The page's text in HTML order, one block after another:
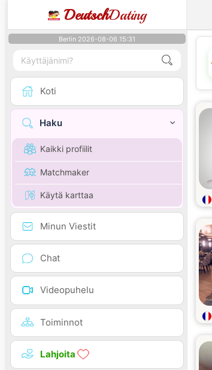
DeutschDating
Berlin 2026-08-06 15:31
Koti
Haku
Kaikki profiilit
Matchmaker
Käytä karttaa
Minun Viestit
Chat
Videopuhelu
Toiminnot
Lahjoita